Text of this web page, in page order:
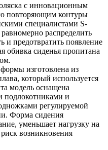
с инновационным
повторяющим контуры
специалистами S-
распределить
и предотвратить появление
обивка сиденья пропитана
изготовлена из
который используется
модель оснащена
подлокотниками и
регулируемой
Форма сидения
уменьшает нагрузку на
возникновения